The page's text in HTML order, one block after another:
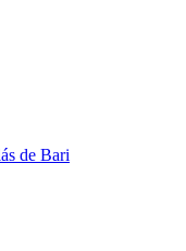
de Bari